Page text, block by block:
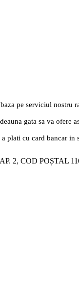
pe serviciul nostru
gata sa va ofere
plati cu card bancar in
2, COD POȘTAL